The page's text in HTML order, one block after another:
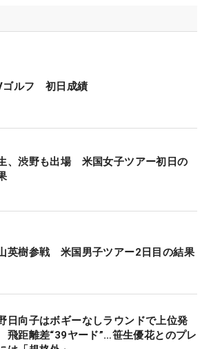
ケプカ（米国）は2アンダー・26
た。チーム戦では、カイマー率い
ゴルフ 初日成績
、渋野も出場 米国女子ツアー初日の
英樹参戦 米国男子ツアー2日目の結果
日向子はボギーなしラウンドで上位発
距離差“39ヤード”…笹生優花とのプレ